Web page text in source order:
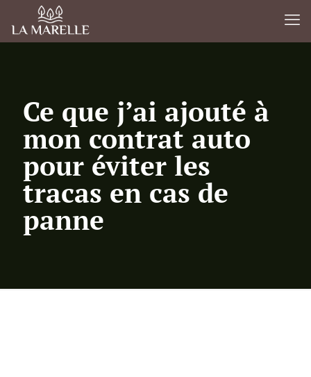
Ce que j’ai ajouté à
mon contrat auto
pour éviter les
tracas en cas de
panne